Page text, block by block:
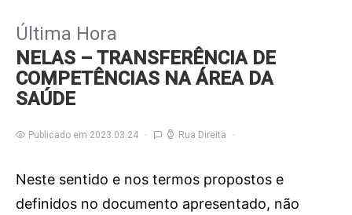
Última Hora
NELAS – TRANSFERÊNCIA DE
COMPETÊNCIAS NA ÁREA DA
SAÚDE
Publicado em 2023.03.24 Rua Direita
Neste sentido e nos termos propostos e
definidos no documento apresentado, não